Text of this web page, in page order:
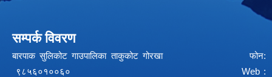
सम्पर्क विवरण
बारपाक सुलिकोट गाउपालिका ताकुकोट गोरखा फोन:
९८५६०१००६० Web :